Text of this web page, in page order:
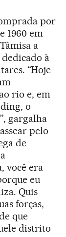
por
1960 em
a
à
“Hoje
rio e, em
o
gargalha
pelo
de
você era
eu
Quis
forças,
que
distrito